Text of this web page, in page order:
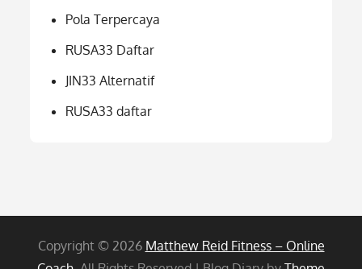
Pola Terpercaya
RUSA33 Daftar
JIN33 Alternatif
RUSA33 daftar
Copyright © 2026 Matthew Reid Fitness – Online